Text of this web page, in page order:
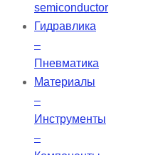
semiconductor
Гидравлика
–
Пневматика
Материалы
–
Инструменты
–